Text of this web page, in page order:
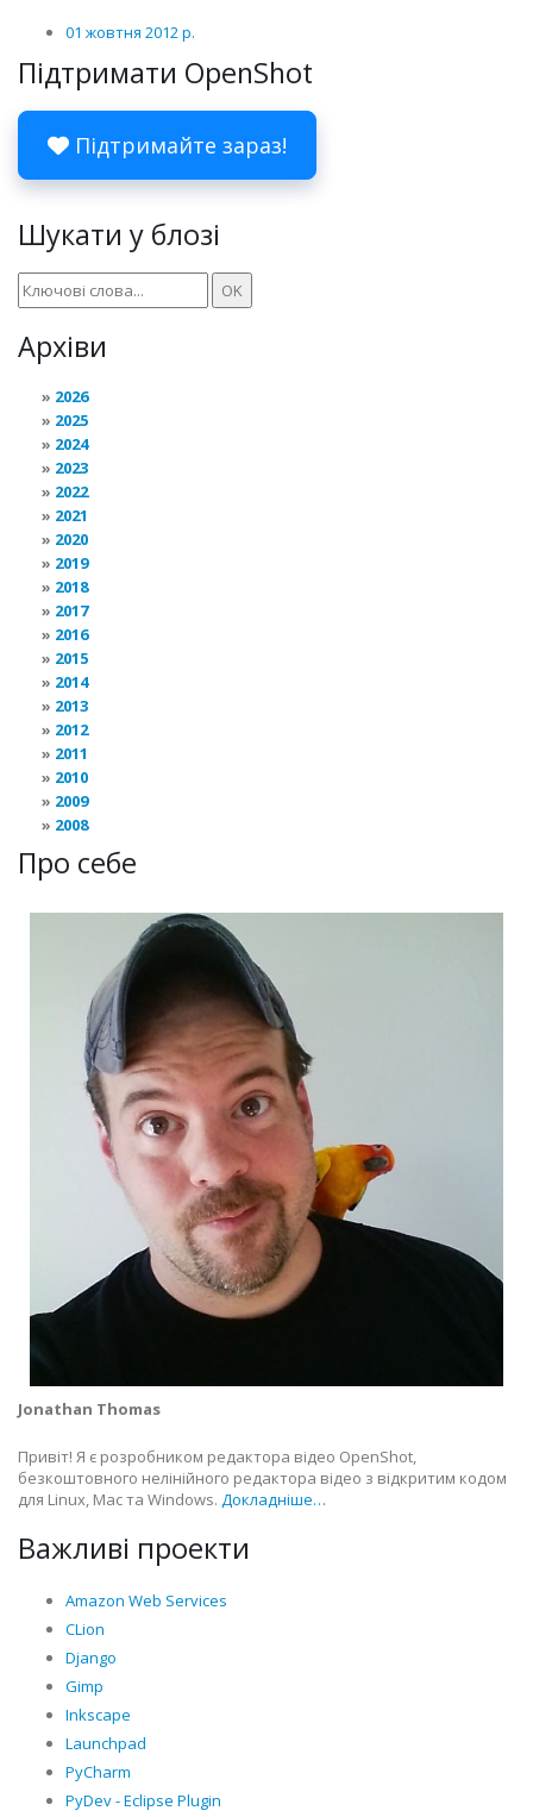
01 жовтня 2012 р.
Підтримати OpenShot
Підтримайте зараз!
Шукати у блозі
Архіви
2026
2025
2024
2023
2022
2021
2020
2019
2018
2017
2016
2015
2014
2013
2012
2011
2010
2009
2008
Про себе
Jonathan Thomas
Привіт! Я є розробником редактора відео OpenShot,
безкоштовного нелінійного редактора відео з відкритим кодом
для Linux, Mac та Windows. Докладніше…
Важливі проекти
Amazon Web Services
CLion
Django
Gimp
Inkscape
Launchpad
PyCharm
PyDev - Eclipse Plugin